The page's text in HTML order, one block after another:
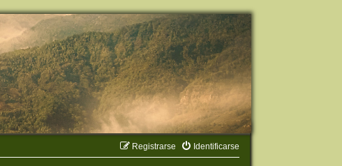
Identificarse
Registrarse